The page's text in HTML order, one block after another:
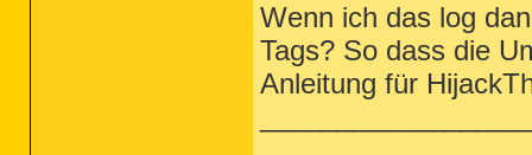
Wenn ich das log
Tags? So dass die
Anleitung für